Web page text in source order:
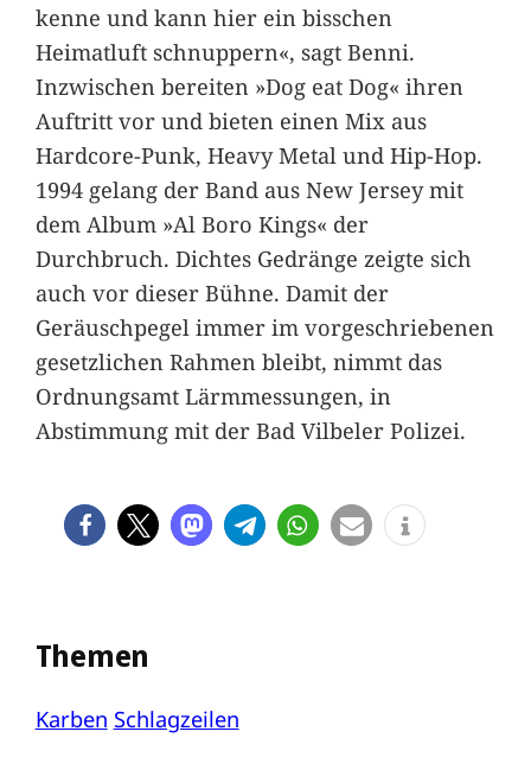
kenne und kann hier ein bisschen
Heimatluft schnuppern«, sagt Benni.
Inzwischen bereiten »Dog eat Dog« ihren
Auftritt vor und bieten einen Mix aus
Hardcore-Punk, Heavy Metal und Hip-Hop.
1994 gelang der Band aus New Jersey mit
dem Album »Al Boro Kings« der
Durchbruch. Dichtes Gedränge zeigte sich
auch vor dieser Bühne. Damit der
Geräuschpegel immer im vorgeschriebenen
gesetzlichen Rahmen bleibt, nimmt das
Ordnungsamt Lärmmessungen, in
Abstimmung mit der Bad Vilbeler Polizei.
Themen
Karben Schlagzeilen